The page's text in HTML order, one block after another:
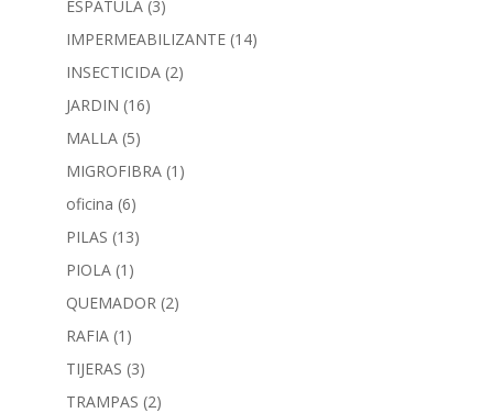
ESPATULA (3)
IMPERMEABILIZANTE (14)
INSECTICIDA (2)
JARDIN (16)
MALLA (5)
MIGROFIBRA (1)
oficina (6)
PILAS (13)
PIOLA (1)
QUEMADOR (2)
RAFIA (1)
TIJERAS (3)
TRAMPAS (2)